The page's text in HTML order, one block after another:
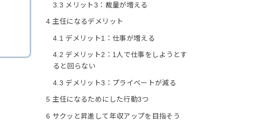
3.3 メリット3：裁量が増える
4 主任になるデメリット
4.1 デメリット1：仕事が増える
4.2 デメリット2：1人で仕事をしようとす
ると回らない
4.3 デメリット3：プライベートが減る
5 主任になるためにした行動3つ
6 サクッと昇進して年収アップを目指そう